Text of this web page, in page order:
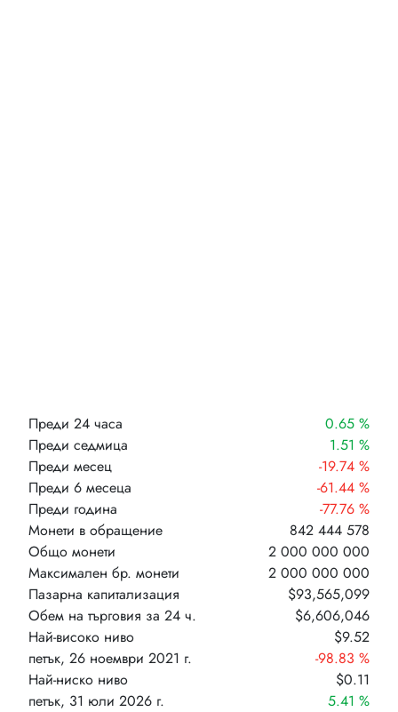
Преди 24 часа
0.65 %
Преди седмица
1.51 %
Преди месец
-19.74 %
Преди 6 месеца
-61.44 %
Преди година
-77.76 %
Монети в обращение
842 444 578
Общо монети
2 000 000 000
Максимален бр. монети
2 000 000 000
Пазарна капитализация
$93,565,099
Обем на търговия за 24 ч.
$6,606,046
Най-високо ниво
петък, 26 ноември 2021 г.
$9.52
-98.83 %
Най-ниско ниво
петък, 31 юли 2026 г.
$0.11
5.41 %